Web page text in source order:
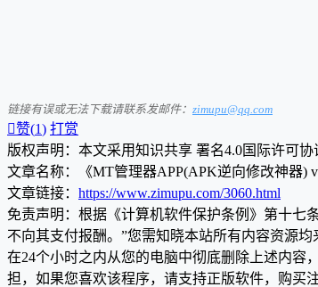
链接有误或无法下载请联系发邮件： zimupu@qq.com
赞(1) 打赏
版权声明：本文采用知识共享 署名4.0国际许可
文章名称：《MT管理器APP(APK逆向修改神器)
文章链接： https://www.zimupu.com/3060.html
免责声明：根据《计算机软件保护条例》第十七
不向其支付报酬。”您需知晓本站所有内容资源
在24个小时之内从您的电脑中彻底删除上述内容
担，如果您喜欢该程序，请支持正版软件，购买